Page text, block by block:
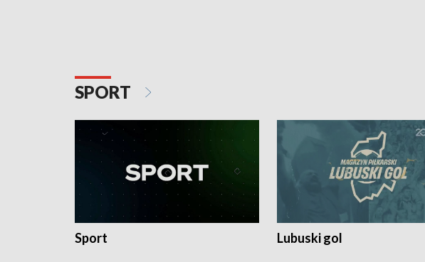
SPORT
Sport Lubuski gol